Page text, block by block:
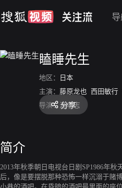
瞌睡先生
地区： 日本
主演： 藤原龙也 西田敏行
导演： 源孝志
分享
简介
2013年秋季朝日电视台日剧SP1986年
后，像是要摆脱那种恐怖一样沉溺于赌